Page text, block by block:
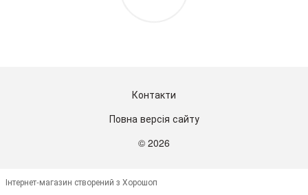
Контакти
Повна версія сайту
© 2026
Інтернет-магазин створений з Хорошоп